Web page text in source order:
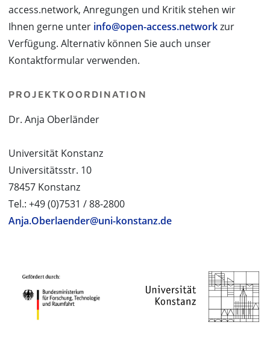
access.network, Anregungen und Kritik stehen wir
Ihnen gerne unter info@open-access.networkzur
Verfügung. Alternativ können Sie auch unser
Kontaktformular verwenden.
PROJEKTKOORDINATION
Dr. Anja Oberländer
Universität Konstanz
Universitätsstr. 10
78457 Konstanz
Tel.: +49 (0)7531 / 88-2800
Anja.Oberlaender@uni-konstanz.de